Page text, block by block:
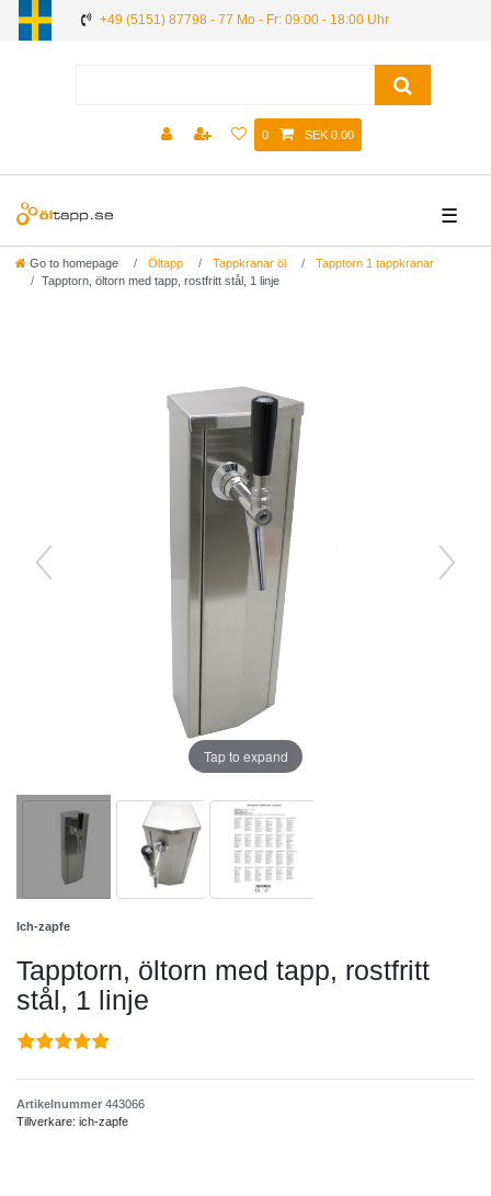
+49 (5151) 87798 - 77 Mo - Fr: 09:00 - 18:00 Uhr
0 SEK 0.00
☰
Go to homepage Öltapp Tappkranar öl
Tapptorn 1 tappkranar
Tapptorn, öltorn med tapp, rostfritt stål, 1 linje
Tap to expand
Ich-zapfe
Tapptorn, öltorn med tapp, rostfritt
stål, 1 linje
Artikelnummer 443066
Tillverkare: ich-zapfe